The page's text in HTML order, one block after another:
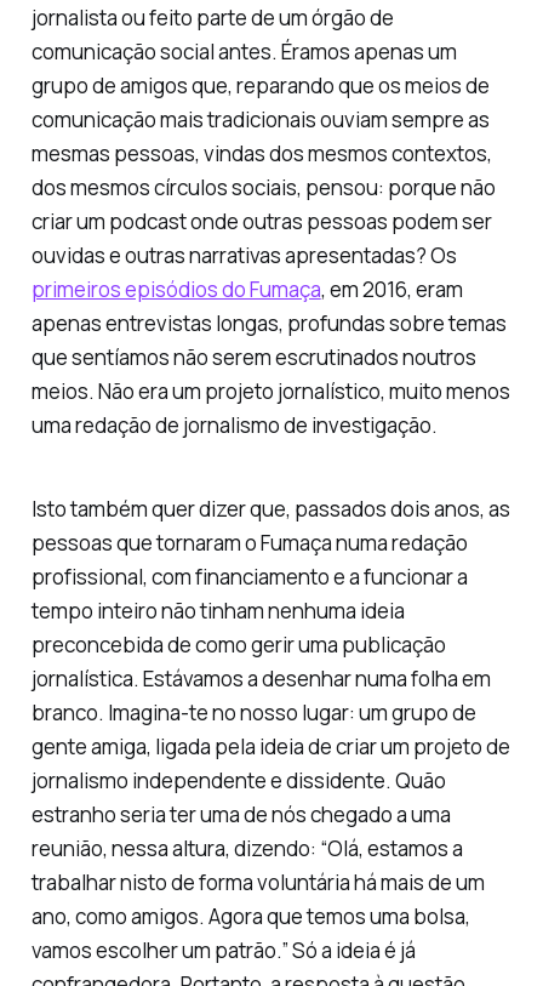
jornalista ou feito parte de um órgão de
comunicação social antes. Éramos apenas um
grupo de amigos que, reparando que os meios de
comunicação mais tradicionais ouviam sempre as
mesmas pessoas, vindas dos mesmos contextos,
dos mesmos círculos sociais, pensou: porque não
criar um podcast onde outras pessoas podem ser
ouvidas e outras narrativas apresentadas? Os
primeiros episódios do Fumaça, em 2016, eram
apenas entrevistas longas, profundas sobre temas
que sentíamos não serem escrutinados noutros
meios. Não era um projeto jornalístico, muito menos
uma redação de jornalismo de investigação.
Isto também quer dizer que, passados dois anos, as
pessoas que tornaram o Fumaça numa redação
profissional, com financiamento e a funcionar a
tempo inteiro não tinham nenhuma ideia
preconcebida de como gerir uma publicação
jornalística. Estávamos a desenhar numa folha em
branco. Imagina-te no nosso lugar: um grupo de
gente amiga, ligada pela ideia de criar um projeto de
jornalismo independente e dissidente. Quão
estranho seria ter uma de nós chegado a uma
reunião, nessa altura, dizendo: “Olá, estamos a
trabalhar nisto de forma voluntária há mais de um
ano, como amigos. Agora que temos uma bolsa,
vamos escolher um patrão.” Só a ideia é já